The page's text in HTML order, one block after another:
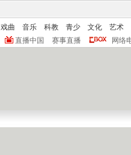
戏曲 音乐 科教 青少 文化
艺术
直播中国 赛事直播 网络